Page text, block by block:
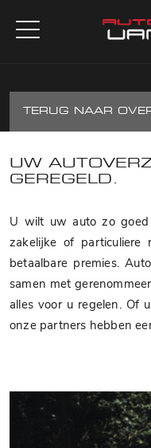
TERUG NAAR
UW
GEREGELD.
U wilt uw auto zo goed
zakelijke of
betaalbare premies.
samen met
alles voor u regelen. Of
onze partners hebben